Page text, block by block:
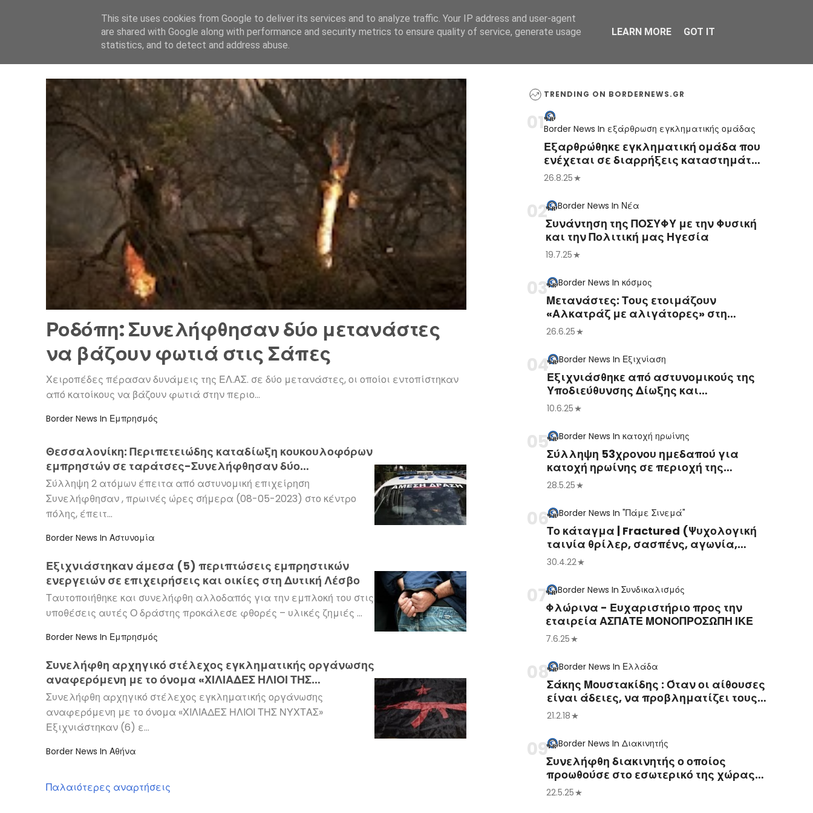
Αρχική Σελίδα Ελλάδα Συνδικαλισμός Σ.Α. Επικοινωνία Κόσμος
Ροδόπη: Συνελήφθησαν δύο μετανάστες
να βάζουν φωτιά στις Σάπες
Χειροπέδες πέρασαν δυνάμεις της ΕΛ.ΑΣ. σε δύο μετανάστες, οι οποίοι εντοπίστηκαν
από κατοίκους να βάζουν φωτιά στην περιο…
Border News In Εμπρησμός
Θεσσαλονίκη: Περιπετειώδης καταδίωξη κουκουλοφόρων
εμπρηστών σε ταράτσες-Συνελήφθησαν δύο
άτομα(φωτογραφίες)
Σύλληψη 2 ατόμων έπειτα από αστυνομική επιχείρηση
Συνελήφθησαν , πρωινές ώρες σήμερα (08-05-2023) στο κέντρο
πόλης, έπειτ…
Border News In Αστυνομία
Εξιχνιάστηκαν άμεσα (5) περιπτώσεις εμπρηστικών
ενεργειών σε επιχειρήσεις και οικίες στη Δυτική Λέσβο
Ταυτοποιήθηκε και συνελήφθη αλλοδαπός για την εμπλοκή του στις
υποθέσεις αυτές Ο δράστης προκάλεσε φθορές – υλικές ζημιές …
Border News In Εμπρησμός
Συνελήφθη αρχηγικό στέλεχος εγκληματικής οργάνωσης
αναφερόμενη με το όνομα «ΧΙΛΙΑΔΕΣ ΗΛΙΟΙ ΤΗΣ
ΝΥΧΤΑΣ»(φωτογραφίες)
Συνελήφθη αρχηγικό στέλεχος εγκληματικής οργάνωσης
αναφερόμενη με το όνομα «ΧΙΛΙΑΔΕΣ ΗΛΙΟΙ ΤΗΣ ΝΥΧΤΑΣ»
Εξιχνιάστηκαν (6) ε…
Border News In Αθήνα
Παλαιότερες αναρτήσεις
TRENDING ON BORDERNEWS.GR
Border News In εξάρθρωση εγκληματικής ομάδας
Εξαρθρώθηκε εγκληματική ομάδα που
ενέχεται σε διαρρήξεις καταστημάτων
– επιχειρήσεων σε περιοχές του Δήμου
26.8.25
Border News In Νέα
Συνάντηση της ΠΟΣΥΦΥ με την Φυσική
και την Πολιτική μας Ηγεσία
19.7.25
Border News In κόσμος
Μετανάστες: Τους ετοιμάζουν
«Αλκατράζ με αλιγάτορες» στη
Φλόριντα
26.6.25
Border News In Εξιχνίαση
Εξιχνιάσθηκε από αστυνομικούς της
Υποδιεύθυνσης Δίωξης και
Εξιχνίασης Εγκλημάτων Καστοριάς, η
οργάνωσης, που κατ΄ επάγγελμα
προέβη στην κλοπή τουλάχιστον -11-
οχημάτων από διάφορες περιοχές της
Θεσσαλονίκης και της Αττικής
10.6.25
Border News In κατοχή ηρωίνης
Σύλληψη 53χρονου ημεδαπού για
κατοχή ηρωίνης σε περιοχή της
Καστοριάς
28.5.25
Border News In "Πάμε Σινεμά"
Το κάταγμα | Fractured (Ψυχολογική
ταινία θρίλερ, σασπένς, αγωνία,
μυστήριο)
30.4.22
Border News In Συνδικαλισμός
Φλώρινα - Ευχαριστήριο προς την
εταιρεία ΑΣΠΑΤΕ ΜΟΝΟΠΡΟΣΩΠΗ ΙΚΕ
7.6.25
Border News In Ελλάδα
Σάκης Μουστακίδης : Όταν οι αίθουσες
είναι άδειες, να προβληματίζει τους
συνδικαλιστές
21.2.18
Border News In Διακινητής
Συνελήφθη διακινητής ο οποίος
προωθούσε στο εσωτερικό της χώρας
μη νόμιμους μετανάστες
22.5.25
This site uses cookies from Google to deliver its services and to analyze traffic. Your IP address and user-agent
are shared with Google along with performance and security metrics to ensure quality of service, generate usage
statistics, and to detect and address abuse.
LEARN MORE GOT IT